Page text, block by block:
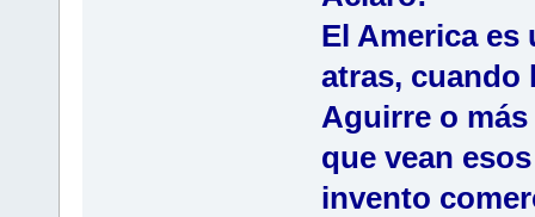
El America es
atras, cuando
Aguirre o
que vean
invento